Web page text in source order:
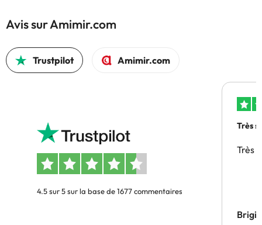
Avis sur Amimir.com
Trustpilot Amimir.com
4.5 sur 5 sur la base de 1677 commentaires
Très
Très